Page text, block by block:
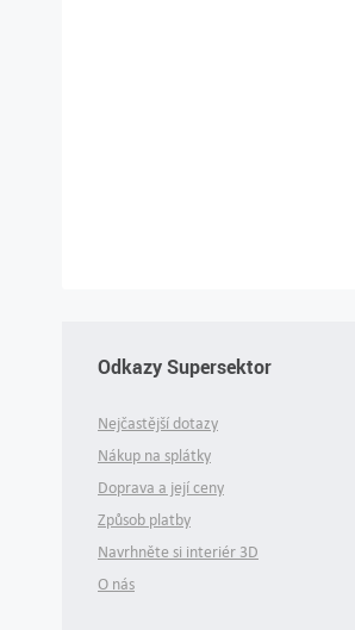
Odkazy Supersektor
Nejčastější dotazy
Nákup na splátky
Doprava a její ceny
Způsob platby
Navrhněte si interiér 3D
O nás